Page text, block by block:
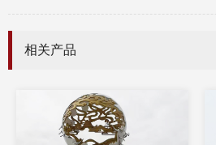
相关产品